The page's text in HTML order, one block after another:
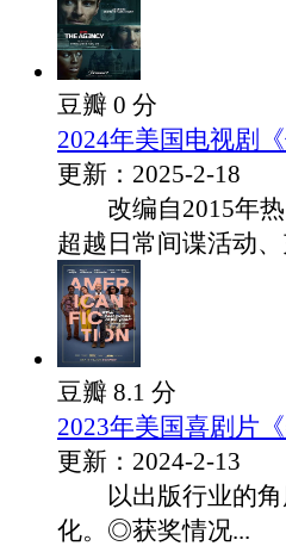
豆瓣 0 分
2024年美国电视剧
更新：2025-2-18
改编自2015年热
超越日常间谍活动
豆瓣 8.1 分
2023年美国喜剧片
更新：2024-2-13
以出版行业的角
化。◎获奖情况...